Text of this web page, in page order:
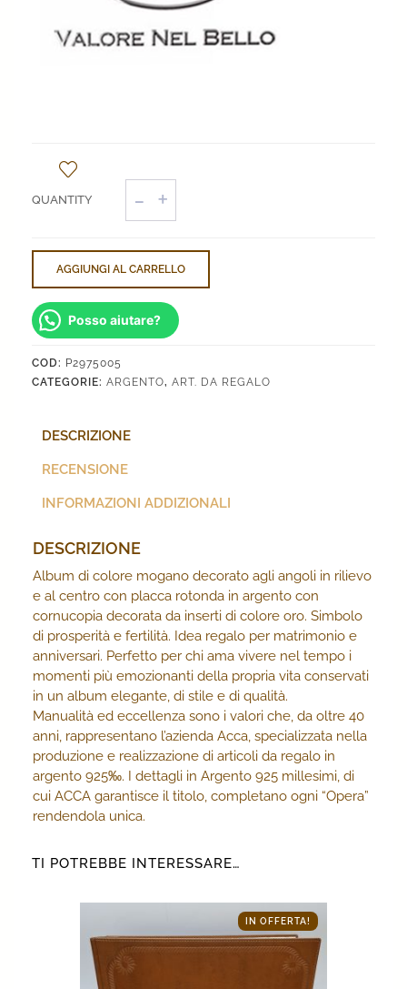
matrimonio
cornucopia
AGGIUNGI AL CARRELLO
Posso aiutare?
COD: P2975005
CATEGORIE: ARGENTO, ART. DA REGALO
DESCRIZIONE
RECENSIONE
INFORMAZIONI ADDIZIONALI
DESCRIZIONE
Album di colore mogano decorato agli angoli in rilievo
e al centro con placca rotonda in argento con
cornucopia decorata da inserti di colore oro. Simbolo
di prosperità e fertilità. Idea regalo per matrimonio e
anniversari. Perfetto per chi ama vivere nel tempo i
momenti più emozionanti della propria vita conservati
in un album elegante, di stile e di qualità.
Manualità ed eccellenza sono i valori che, da oltre 40
anni, rappresentano l’azienda Acca, specializzata nella
produzione e realizzazione di articoli da regalo in
argento 925‰. I dettagli in Argento 925 millesimi, di
cui ACCA garantisce il titolo, completano ogni “Opera”
rendendola unica.
TI POTREBBE INTERESSARE…
IN OFFERTA!